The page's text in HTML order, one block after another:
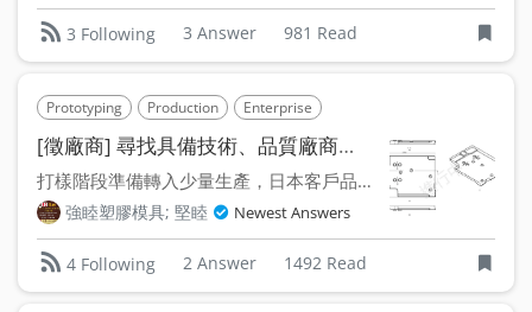
3 Following 3 Answer 981 Read
Prototyping Production Enterprise
[徵廠商] 尋找具備技術、品質廠商，承製吸塑板
打樣階段準備轉入少量生產，日本客戶品質要求高 尋求具品質...
強睦塑膠模具; 堅睦 Newest Answers
4 Following 2 Answer 1492 Read